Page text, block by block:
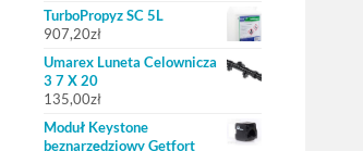
TurboPropyz SC 5L
907,20zł
Umarex Luneta Celownicza
3 7 X 20
135,00zł
Moduł Keystone
beznarzędziowy Getfort